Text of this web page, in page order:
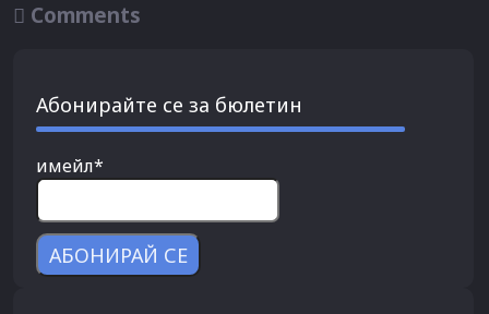
 Comments
Абонирайте се за бюлетин
имейл*